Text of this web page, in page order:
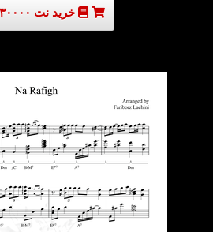
خرید نت ۳۰۰۰۰ تومان